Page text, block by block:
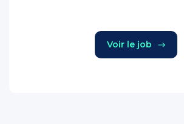
Voir le job